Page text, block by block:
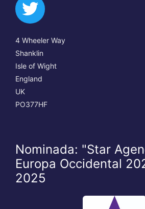
4 Wheeler Way
Shanklin
Isle of Wight
England
UK
PO377HF
Nominada: "Star
Europa Occidental
2025